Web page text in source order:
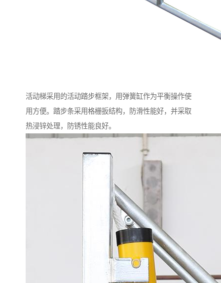
活动梯采用的活动踏步框架，用弹簧缸作为平衡操作使
用方便。踏步条采用格栅扳结构，防滑性能好，并采取
热浸锌处理，防锈性能良好。